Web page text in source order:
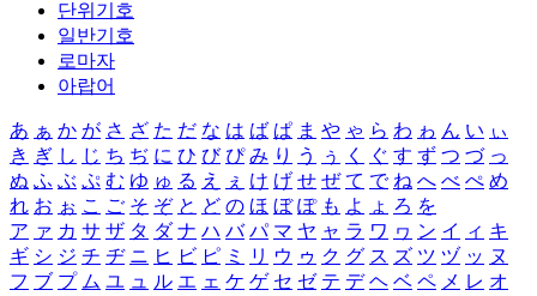
단위기호
일반기호
로마자
아랍어
あ ぁ か が さ ざ た だ な は ば ぱ ま や ゃ ら わ ゎ ん い ぃ
き ぎ し じ ち ぢ に ひ び ぴ み り う ぅ く ぐ す ず つ づ っ
ぬ ふ ぶ ぷ む ゆ ゅ る え ぇ け げ せ ぜ て で ね へ べ ぺ め
れ お ぉ こ ご そ ぞ と ど の ほ ぼ ぽ も よ ょ ろ を
ア ァ カ サ ザ タ ダ ナ ハ バ パ マ ヤ ャ ラ ワ ヮ ン イ ィ キ
ギ シ ジ チ ヂ ニ ヒ ビ ピ ミ リ ウ ゥ ク グ ス ズ ツ ヅ ッ ヌ
フ ブ プ ム ユ ュ ル エ ェ ケ ゲ セ ゼ テ デ ヘ ベ ペ メ レ オ